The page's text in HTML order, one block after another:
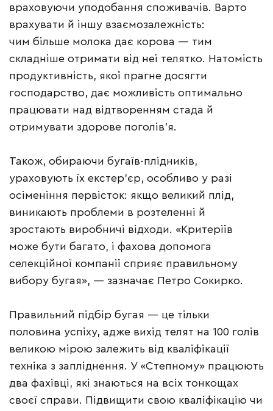
враховуючи уподобання споживачів. Варто
врахувати й іншу взаємозалежність:
чим більше молока дає корова — тим
складніше отримати від неї телятко. Натомість
продуктивність, якої прагне досягти
господарство, дає можливість оптимально
працювати над відтворенням стада й
отримувати здорове поголів’я.
Також, обираючи бугаїв-плідників,
ураховують їх екстер’єр, особливо у разі
осіменіння первісток: якщо великий плід,
виникають проблеми в розтеленні й
зростають виробничі відходи. «Критеріїв
може бути багато, і фахова допомога
селекційної компанії сприяє правильному
вибору бугая», — зазначає Петро Сокирко.
Правильний підбір бугая — це тільки
половина успіху, адже вихід телят на 100 голів
великою мірою залежить від кваліфікації
техніка з запліднення. У «Степному» працюють
два фахівці, які знаються на всіх тонкощах
своєї справи. Підвищити свою кваліфікацію чи